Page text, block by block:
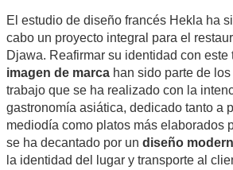
El estudio de diseño francés Hekla ha
cabo un proyecto integral para el
Djawa. Reafirmar su identidad con
imagen de marca han sido parte de
trabajo que se ha realizado con la
gastronomía asiática, dedicado tanto a
mediodía como platos más elaborados
se ha decantado por undiseño
la identidad del lugar y transporte al